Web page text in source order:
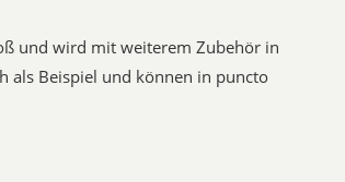
und wird mit weiterem Zubehör in
als Beispiel und können in puncto